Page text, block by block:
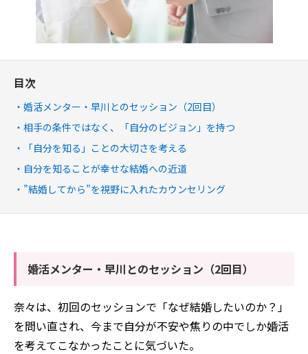
目次
婚活メンター・早川とのセッション（2回目）
相手の条件ではなく、「自分のビジョン」を持つ
「自分を知る」ことの大切さを考える
自分を知ることが幸せな結婚への近道
”結婚してから”を視野に入れたカウンセリング
婚活メンター・早川とのセッション（2回目）
奈々は、初回のセッションで「なぜ結婚したいのか？」
を問い直され、今まで自分が不安や焦りの中でしか婚活
を考えてこなかったことに気づいた。